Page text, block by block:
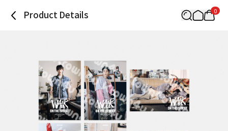
Product Details 0